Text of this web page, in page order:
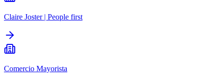
Claire Joster | People first
Comercio Mayorista